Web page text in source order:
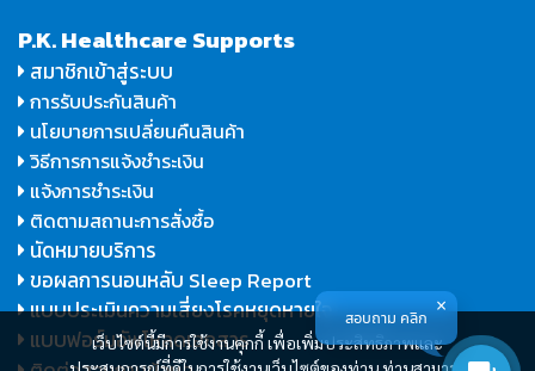
เว็บไซต์นี้มีการใช้งานคุกกี้ เพื่อเพิ่มประสิทธิภาพและ
P.K. Healthcare Supports
สมาชิกเข้าสู่ระบบ
การรับประกันสินค้า
นโยบายการเปลี่ยนคืนสินค้า
วิธีการการแจ้งชำระเงิน
แจ้งการชำระเงิน
ติดตามสถานะการสั่งซื้อ
นัดหมายบริการ
ขอผลการนอนหลับ Sleep Report
แบบประเมินความเสี่ยงโรคหยุดหายใจ
แบบฟอร์มอัพโหลดเอกสาร
สอบถาม คลิก